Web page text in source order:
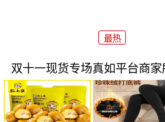
最热
双十一现货专场真如平台商家